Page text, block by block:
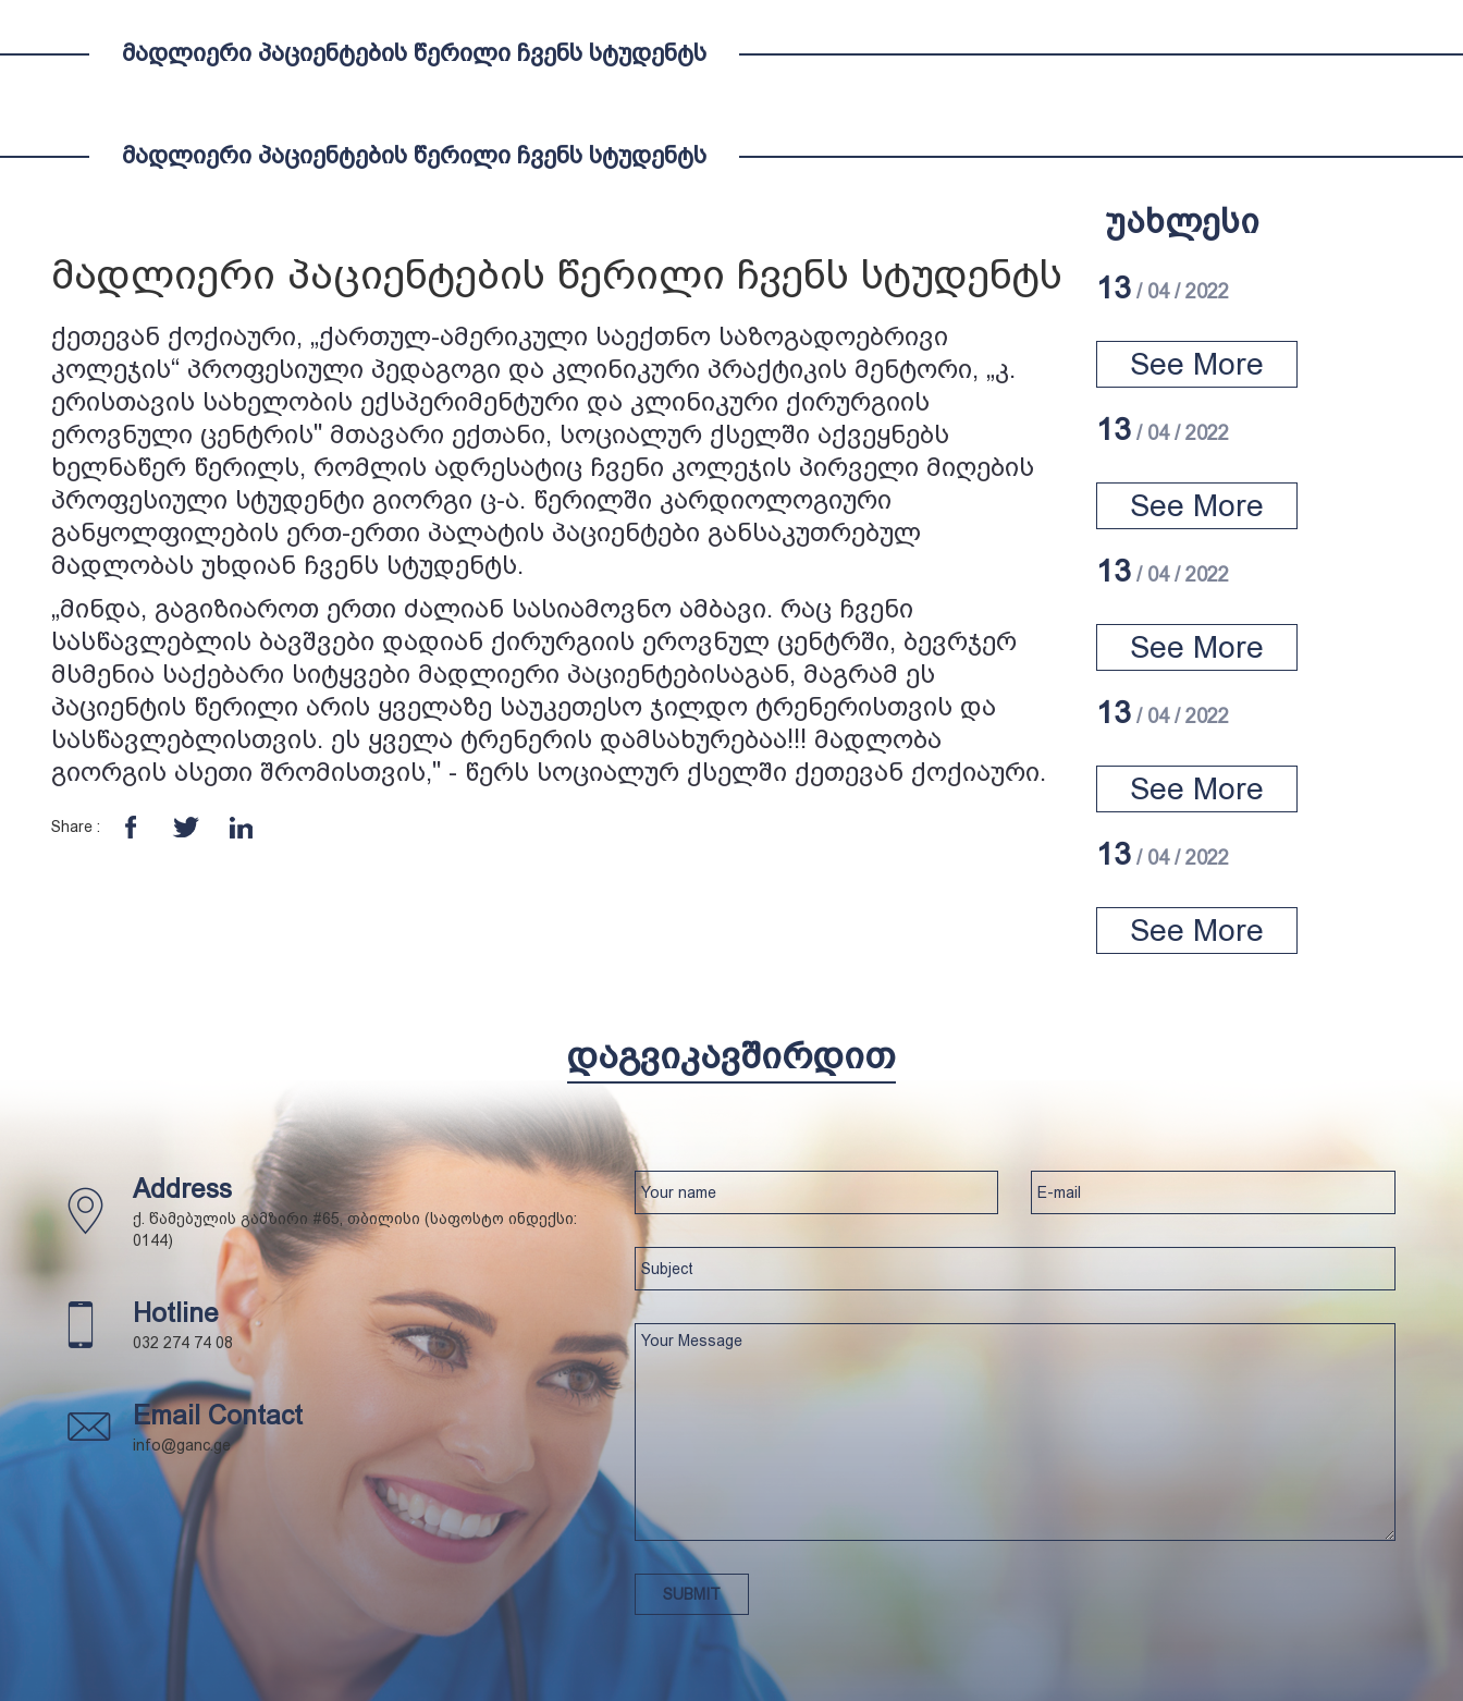
ᲛᲐᲓᲚᲘᲔᲠᲘ ᲞᲐᲪᲘᲔᲜᲢᲔᲑᲘᲡ ᲬᲔᲠᲘᲚᲘ ᲩᲕᲔᲜᲡ ᲡᲢᲣᲓᲔᲜᲢᲡ
ᲛᲐᲓᲚᲘᲔᲠᲘ ᲞᲐᲪᲘᲔᲜᲢᲔᲑᲘᲡ ᲬᲔᲠᲘᲚᲘ ᲩᲕᲔᲜᲡ ᲡᲢᲣᲓᲔᲜᲢᲡ
მადლიერი პაციენტების წერილი ჩვენს სტუდენტს
ქეთევან ქოქიაური, „ქართულ-ამერიკული საექთნო საზოგადოებრივი
კოლეჯის“ პროფესიული პედაგოგი და კლინიკური პრაქტიკის მენტორი, „კ.
ერისთავის სახელობის ექსპერიმენტური და კლინიკური ქირურგიის
ეროვნული ცენტრის" მთავარი ექთანი, სოციალურ ქსელში აქვეყნებს
ხელნაწერ წერილს, რომლის ადრესატიც ჩვენი კოლეჯის პირველი მიღების
პროფესიული სტუდენტი გიორგი ც-ა. წერილში კარდიოლოგიური
განყოლფილების ერთ-ერთი პალატის პაციენტები განსაკუთრებულ
მადლობას უხდიან ჩვენს სტუდენტს.
„მინდა, გაგიზიაროთ ერთი ძალიან სასიამოვნო ამბავი. რაც ჩვენი
სასწავლებლის ბავშვები დადიან ქირურგიის ეროვნულ ცენტრში, ბევრჯერ
მსმენია საქებარი სიტყვები მადლიერი პაციენტებისაგან, მაგრამ ეს
პაციენტის წერილი არის ყველაზე საუკეთესო ჯილდო ტრენერისთვის და
სასწავლებლისთვის. ეს ყველა ტრენერის დამსახურებაა!!! მადლობა
გიორგის ასეთი შრომისთვის," - წერს სოციალურ ქსელში ქეთევან ქოქიაური.
Share :
უახლესი
13 / 04 / 2022
See More
13 / 04 / 2022
See More
13 / 04 / 2022
See More
13 / 04 / 2022
See More
13 / 04 / 2022
See More
ᲓᲐᲒᲕᲘᲙᲐᲕᲨᲘᲠᲓᲘᲗ
Address
ქ. წამებულის გამზირი #65, თბილისი (საფოსტო ინდექსი:
0144)
Hotline
032 274 74 08
Email Contact
info@ganc.ge